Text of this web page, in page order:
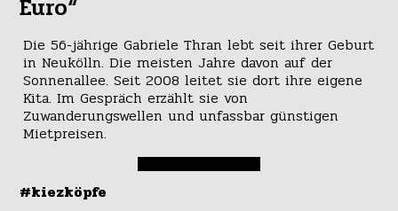
Euro“
Die 56-jährige Gabriele Thran lebt seit ihrer Geburt
in Neukölln. Die meisten Jahre davon auf der
Sonnenallee. Seit 2008 leitet sie dort ihre eigene
Kita. Im Gespräch erzählt sie von
Zuwanderungswellen und unfassbar günstigen
Mietpreisen.
#kiezköpfe